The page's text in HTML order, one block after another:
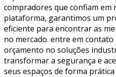
compradores que confiam em
plataforma, garantimos um
eficiente para encontrar as
no mercado. entre em contato
orçamento no soluções
transformar a segurança e
seus espaços de forma prática